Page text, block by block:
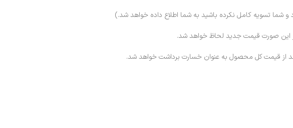
و شما تسویه کامل نکرده باشید به شما اطلاع داده خواهد شد.)
این صورت قیمت جدید لحاظ خواهد شد.